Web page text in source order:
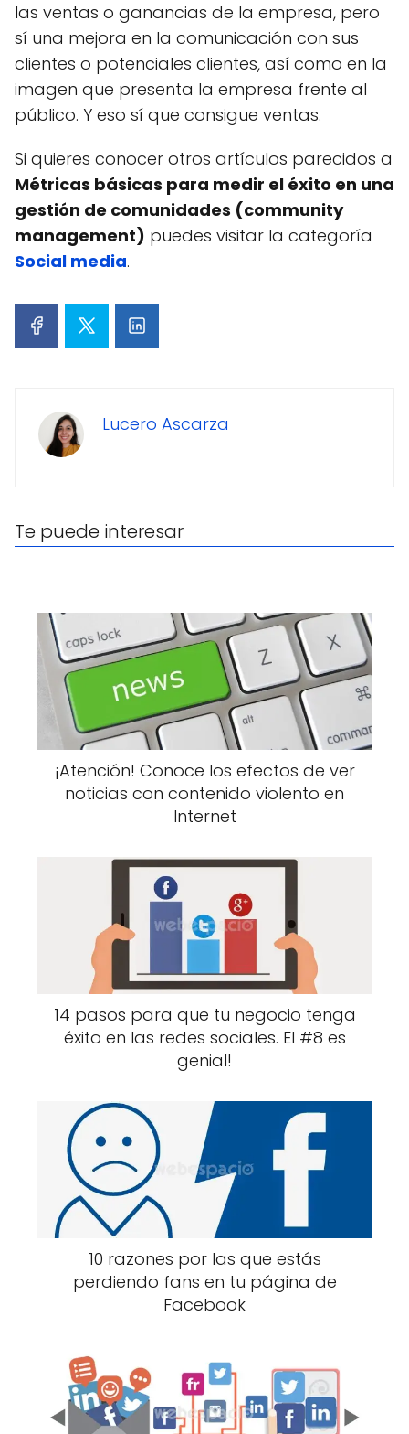
las ventas o ganancias de la empresa, pero
sí una mejora en la comunicación con sus
clientes o potenciales clientes, así como en la
imagen que presenta la empresa frente al
público. Y eso sí que consigue ventas.
Si quieres conocer otros artículos parecidos a
Métricas básicas para medir el éxito en una
gestión de comunidades (community
management) puedes visitar la categoría
Social media.
Lucero Ascarza
Te puede interesar
¡Atención! Conoce los efectos de ver
noticias con contenido violento en
Internet
14 pasos para que tu negocio tenga
éxito en las redes sociales. El #8 es
genial!
10 razones por las que estás
perdiendo fans en tu página de
Facebook